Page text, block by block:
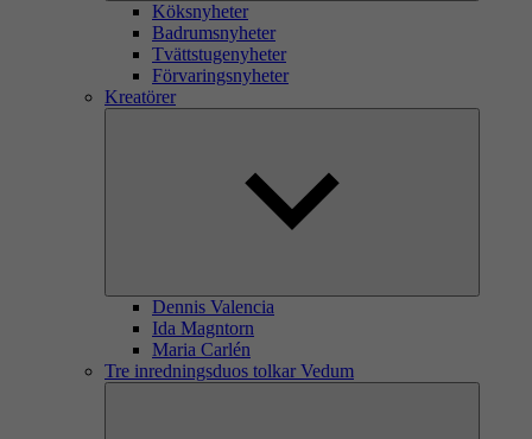
Köksnyheter
Badrumsnyheter
Tvättstugenyheter
Förvaringsnyheter
Kreatörer
Dennis Valencia
Ida Magntorn
Maria Carlén
Tre inredningsduos tolkar Vedum